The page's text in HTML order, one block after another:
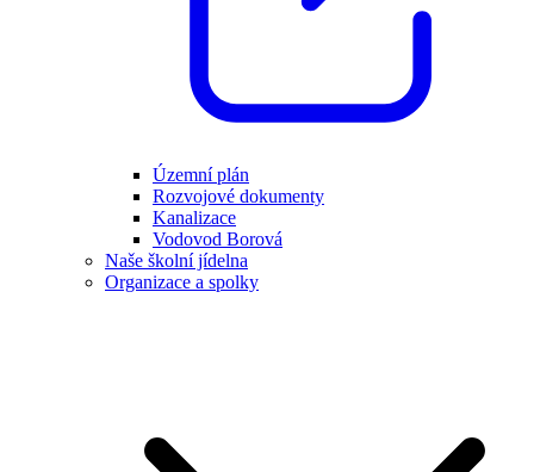
Územní plán
Rozvojové dokumenty
Kanalizace
Vodovod Borová
Naše školní jídelna
Organizace a spolky